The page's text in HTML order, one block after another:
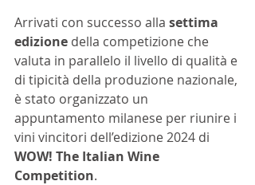
Arrivati con successo alla settima
edizione della competizione che
valuta in parallelo il livello di qualità e
di tipicità della produzione nazionale,
è stato organizzato un
appuntamento milanese per riunire i
vini vincitori dell’edizione 2024 di
WOW! The Italian Wine
Competition.